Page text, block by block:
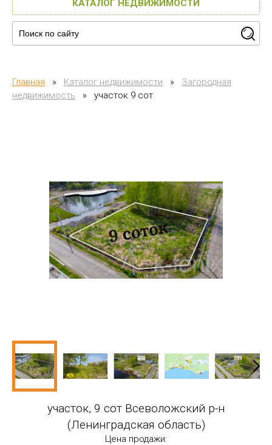
КАТАЛОГ НЕДВИЖИМОСТИ
Главная » Каталог недвижимости »
Загородная
недвижимость
» участок 9 сот
участок, 9 сот Всеволожский р-н
(Ленинградская область)
Цена продажи: